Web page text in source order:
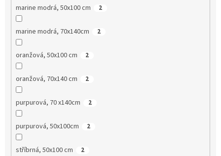
marine modrá, 50x100 cm 2
marine modrá, 70x140cm 2
oranžová, 50x100 cm 2
oranžová, 70x140 cm 2
purpurová, 70 x140cm 2
purpurová, 50x100cm 2
stříbrná, 50x100 cm 2